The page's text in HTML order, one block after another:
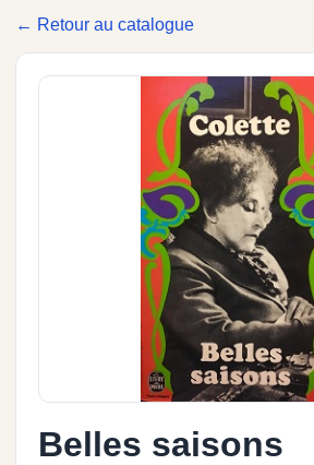
← Retour au catalogue
Belles saisons